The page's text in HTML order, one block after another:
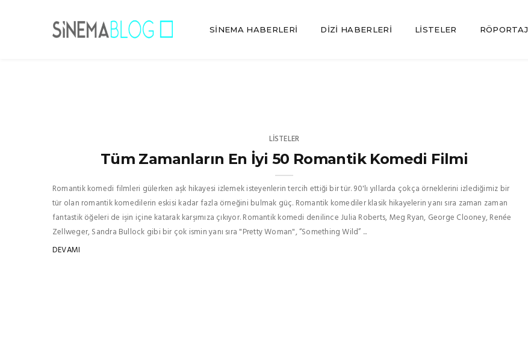
SINEMA HABERLERI DIZI HABERLERI LISTELER RÖPORTAJ
LISTELER
Tüm Zamanların En İyi 50 Romantik Komedi Filmi
Romantik komedi filmleri gülerken aşk hikayesi izlemek isteyenlerin tercih ettiği bir tür. 90'lı yıllarda çokça örneklerini izlediğimiz bir
tür olan romantik komedilerin eskisi kadar fazla örneğini bulmak güç. Romantik komediler klasik hikayelerin yanı sıra zaman zaman
fantastik öğeleri de işin içine katarak karşımıza çıkıyor. Romantik komedi denilince Julia Roberts, Meg Ryan, George Clooney, Renée
Zellweger, Sandra Bullock gibi bir çok ismin yanı sıra "Pretty Woman", “Something Wild” ...
DEVAMI